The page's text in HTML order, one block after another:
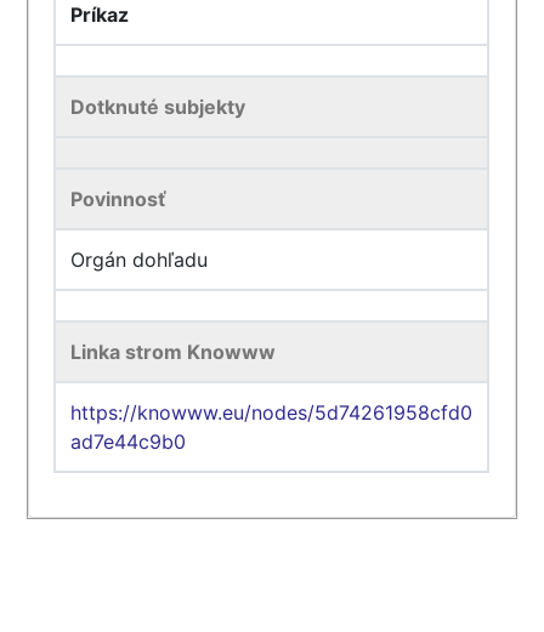
Príkaz
Dotknuté subjekty
Povinnosť
Orgán dohľadu
Linka strom Knowww
https://knowww.eu/nodes/5d74261958cfd0
ad7e44c9b0